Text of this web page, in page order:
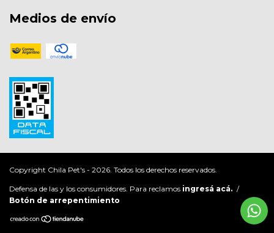
Medios de envío
Copyright Chila Pet's - 2026. Todos los derechos reservados.
Defensa de las y los consumidores. Para reclamos ingresá acá. /
Botón de arrepentimiento